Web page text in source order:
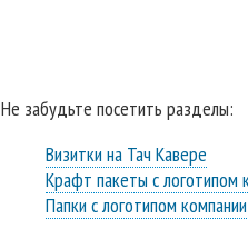
Не забудьте посетить разделы:
Визитки на Тач Кавере
Крафт пакеты с логотипом
Папки с логотипом компании